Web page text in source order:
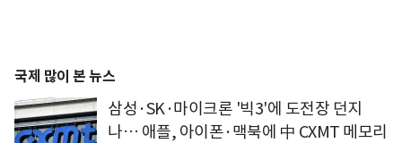
국제 많이 본 뉴스
삼성·SK·마이크론 '빅3'에 도전장 던지
나… 애플, 아이폰·맥북에 中 CXMT 메모리